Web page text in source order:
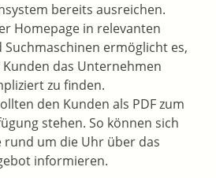
bereits ausreichen.
Homepage in relevanten
ermöglicht es,
das Unternehmen
zu finden.
den Kunden als PDF zum
stehen. So können sich
rund um die Uhr über das
informieren.